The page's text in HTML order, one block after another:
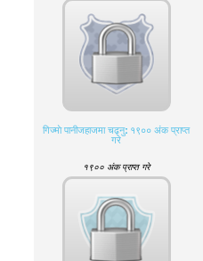
गिज्माे पानीजहाजमा चढ्नु: १९०० अंक प्राप्त
गरे
१९०० अंक प्राप्त गरे